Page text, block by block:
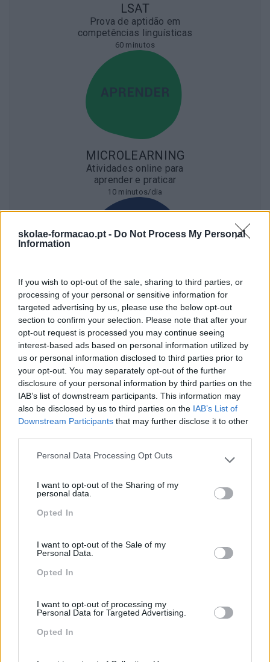
skolae-formacao.pt - Do Not Process My Personal
Information
If you wish to opt-out of the sale, sharing to third parties, or
processing of your personal or sensitive information for
targeted advertising by us, please use the below opt-out
section to confirm your selection. Please note that after your
opt-out request is processed you may continue seeing
interest-based ads based on personal information utilized by
us or personal information disclosed to third parties prior to
your opt-out. You may separately opt-out of the further
disclosure of your personal information by third parties on the
IAB’s list of downstream participants. This information may
also be disclosed by us to third parties on the IAB’s List of
Downstream Participants that may further disclose it to other
Please note that this website/app uses one or more Google
not limited to your visit or usage behaviour. You may click to
grant or deny consent to Google and its third-party tags to
use your data for below specified purposes in below Google
Personal Data Processing Opt Outs
I want to opt-out of the Sharing of my
personal data.
Opted In
I want to opt-out of the Sale of my
Personal Data.
Opted In
I want to opt-out of processing my
Personal Data for Targeted Advertising.
Opted In
LSAT
Prova de aptidão em
competências linguísticas
60 minutos
MICROLEARNING
Atividades online para
aprender e praticar
10 minutos/dia
AULAS SÍNCRONAS
Com um personal
trainer premium
55 minutos/semana
FEEDBACK E AVALIAÇÃO
Regular com vista à
30-90 minutos
FORMATOS
INGLÊS
CURSOS ESPECIALIZADOS